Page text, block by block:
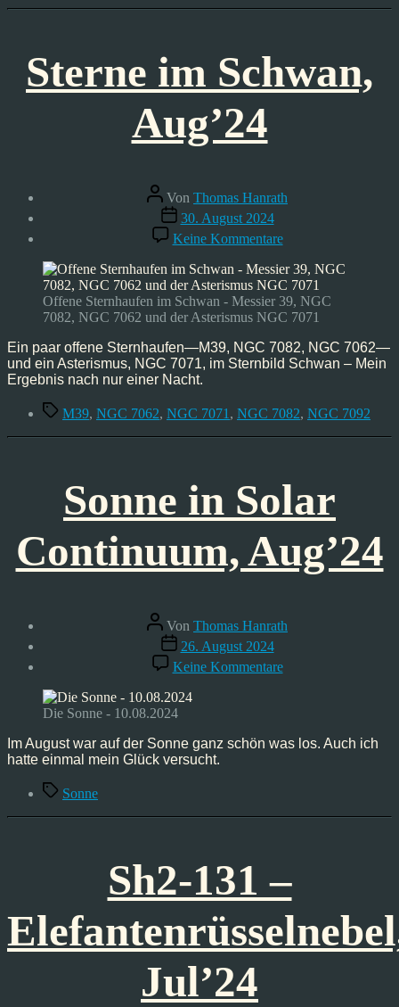
Sterne im Schwan,
Aug’24
Beitragsautor
Von Thomas Hanrath
Veröffentlichungsdatum
30. August 2024
Keine Kommentarezu
Sterne
im
Schwan,
Aug’24
Offene Sternhaufen im Schwan - Messier 39, NGC
7082, NGC 7062 und der Asterismus NGC 7071
Ein paar offene Sternhaufen—M39, NGC 7082, NGC 7062—
und ein Asterismus, NGC 7071, im Sternbild Schwan – Mein
Ergebnis nach nur einer Nacht.
Schlagwörter
M39, NGC 7062, NGC 7071 , NGC 7082, NGC 7092
Sonne in Solar
Continuum, Aug’24
Beitragsautor
Von Thomas Hanrath
Veröffentlichungsdatum
26. August 2024
Keine Kommentarezu
Sonne
Aug’24
Die Sonne - 10.08.2024
Im August war auf der Sonne ganz schön was los. Auch ich
hatte einmal mein Glück versucht.
Schlagwörter
Sonne
Sh2-131 –
Jul’24